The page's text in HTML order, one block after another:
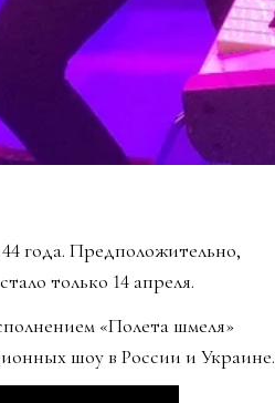
года. Предположительно,
только 14 апреля.
«Полета шмеля»
шоу в России и Украине.